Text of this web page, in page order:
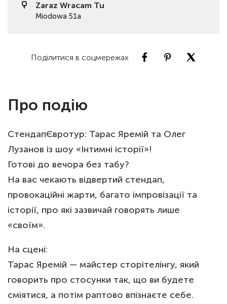
Zaraz Wracam Tu
Miodowa 51a
Поділитися в соцмережах
Про подію
СтендапЄвротур: Тарас Яремій та Олег
Лузанов із шоу «Інтимні історії»!
Готові до вечора без табу?
На вас чекають відвертий стендап,
провокаційні жарти, багато імпровізації та
історії, про які зазвичай говорять лише
«своїм».
На сцені:
Тарас Яремій — майстер сторітелінгу, який
говорить про стосунки так, що ви будете
сміятися, а потім раптово впізнаєте себе.